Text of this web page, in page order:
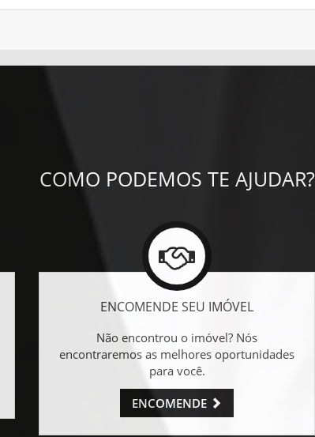
COMO PODEMOS TE AJUDAR?
ENCOMENDE SEU IMÓVEL
Não encontrou o imóvel? Nós
encontraremos as melhores oportunidades
para você.
ENCOMENDE